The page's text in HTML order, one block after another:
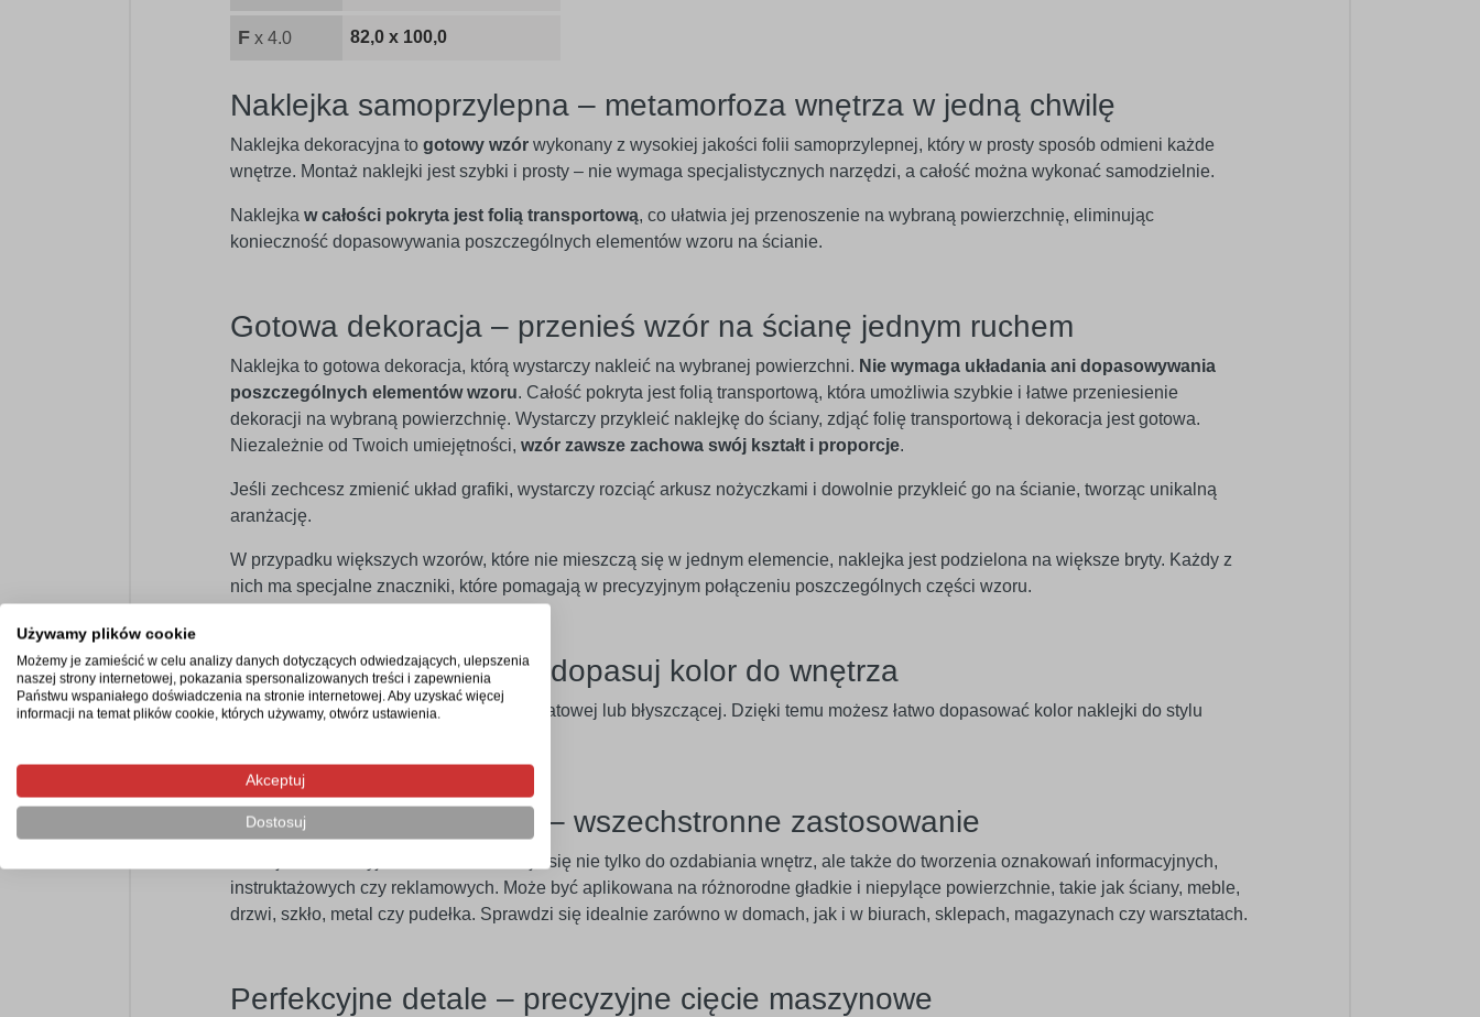
F x 4.0 82,0 x 100,0
Naklejka samoprzylepna – metamorfoza wnętrza w jedną chwilę
Naklejka dekoracyjna to gotowy wzór wykonany z wysokiej jakości folii samoprzylepnej, który w prosty sposób odmieni każde
wnętrze. Montaż naklejki jest szybki i prosty – nie wymaga specjalistycznych narzędzi, a całość można wykonać samodzielnie.
Naklejka w całości pokryta jest folią transportową, co ułatwia jej przenoszenie na wybraną powierzchnię, eliminując
konieczność dopasowywania poszczególnych elementów wzoru na ścianie.
Gotowa dekoracja – przenieś wzór na ścianę jednym ruchem
Naklejka to gotowa dekoracja, którą wystarczy nakleić na wybranej powierzchni. Nie wymaga układania ani dopasowywania
poszczególnych elementów wzoru. Całość pokryta jest folią transportową, która umożliwia szybkie i łatwe przeniesienie
dekoracji na wybraną powierzchnię. Wystarczy przykleić naklejkę do ściany, zdjąć folię transportową i dekoracja jest gotowa.
Niezależnie od Twoich umiejętności, wzór zawsze zachowa swój kształt i proporcje.
Jeśli zechcesz zmienić układ grafiki, wystarczy rozciąć arkusz nożyczkami i dowolnie przykleić go na ścianie, tworząc unikalną
aranżację.
W przypadku większych wzorów, które nie mieszczą się w jednym elemencie, naklejka jest podzielona na większe bryty. Każdy z
nich ma specjalne znaczniki, które pomagają w precyzyjnym połączeniu poszczególnych części wzoru.
Szeroka paleta barw – dopasuj kolor do wnętrza
Oferujemy paletę60 kolorów
w wersji matowej lub błyszczącej. Dzięki temu możesz łatwo dopasować kolor naklejki do stylu
Profesjonalny materiał – wszechstronne zastosowanie
Naklejka dekoracyjna doskonale nadaje się nie tylko do ozdabiania wnętrz, ale także do tworzenia oznakowań informacyjnych,
instruktażowych czy reklamowych. Może być aplikowana na różnorodne gładkie i niepylące powierzchnie, takie jak ściany, meble,
drzwi, szkło, metal czy pudełka. Sprawdzi się idealnie zarówno w domach, jak i w biurach, sklepach, magazynach czy warsztatach.
Perfekcyjne detale – precyzyjne cięcie maszynowe
Używamy plików cookie
Możemy je zamieścić w celu analizy danych dotyczących odwiedzających, ulepszenia
naszej strony internetowej, pokazania spersonalizowanych treści i zapewnienia
Państwu wspaniałego doświadczenia na stronie internetowej. Aby uzyskać więcej
informacji na temat plików cookie, których używamy, otwórz ustawienia.
Akceptuj
Dostosuj